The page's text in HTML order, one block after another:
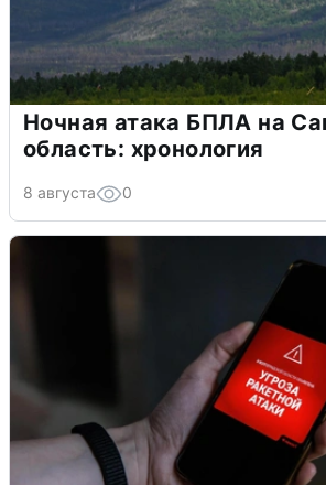
Ночная атака БПЛА на
область: хронология
8 августа 0